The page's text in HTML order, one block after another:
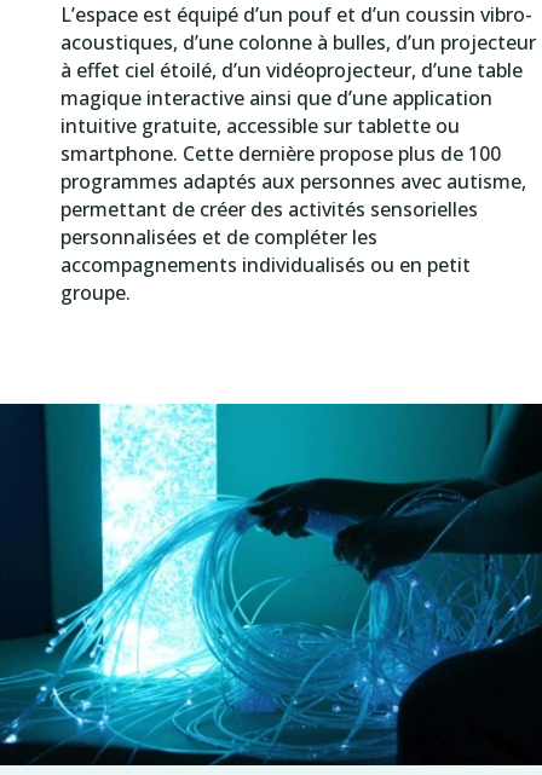
L’espace est équipé d’un pouf et d’un coussin vibro-
acoustiques, d’une colonne à bulles, d’un projecteur
à effet ciel étoilé, d’un vidéoprojecteur, d’une table
magique interactive ainsi que d’une application
intuitive gratuite, accessible sur tablette ou
smartphone. Cette dernière propose plus de 100
programmes adaptés aux personnes avec autisme,
permettant de créer des activités sensorielles
personnalisées et de compléter les
accompagnements individualisés ou en petit
groupe.